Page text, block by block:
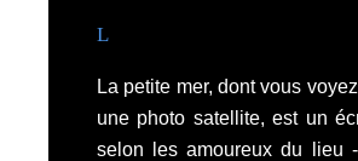
L
La petite mer, dont vous
une photo satellite, est un
selon les amoureux du lieu